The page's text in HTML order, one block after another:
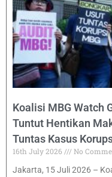
Koalisi MBG Watch
Tuntut Hentikan
Tuntas Kasus
16th July 2026
No
Jakarta, 15 Juli 2026 –